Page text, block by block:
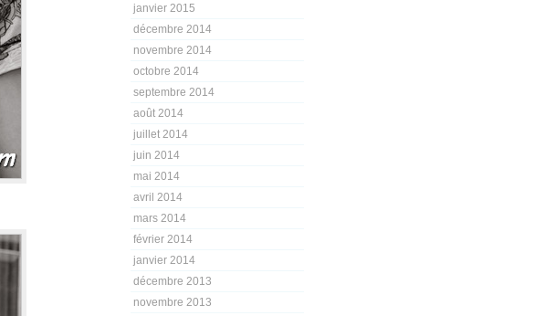
janvier 2015
décembre 2014
novembre 2014
octobre 2014
septembre 2014
août 2014
juillet 2014
juin 2014
mai 2014
avril 2014
mars 2014
février 2014
janvier 2014
décembre 2013
novembre 2013